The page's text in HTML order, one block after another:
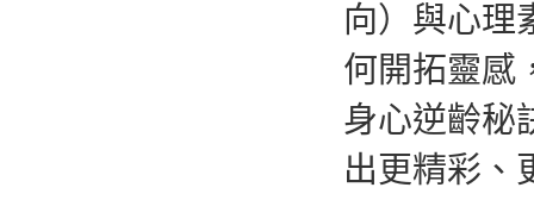
向）與心理
何開拓靈感
身心逆齡秘
出更精彩、